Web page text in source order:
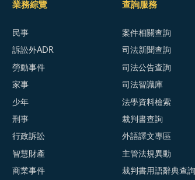
業務綜覽
民事
訴訟外ADR
勞動事件
家事
少年
刑事
行政訴訟
智慧財產
商業事件
查詢服務
案件相關查詢
司法新聞查詢
司法公告查詢
司法智識庫
法學資料檢索
裁判書查詢
外語譯文專區
主管法規異動
裁判書用語辭典查詢